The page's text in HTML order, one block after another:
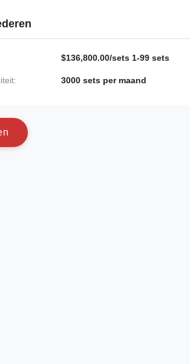
$136,800.00/sets 1-99 sets
3000 sets per maand
n